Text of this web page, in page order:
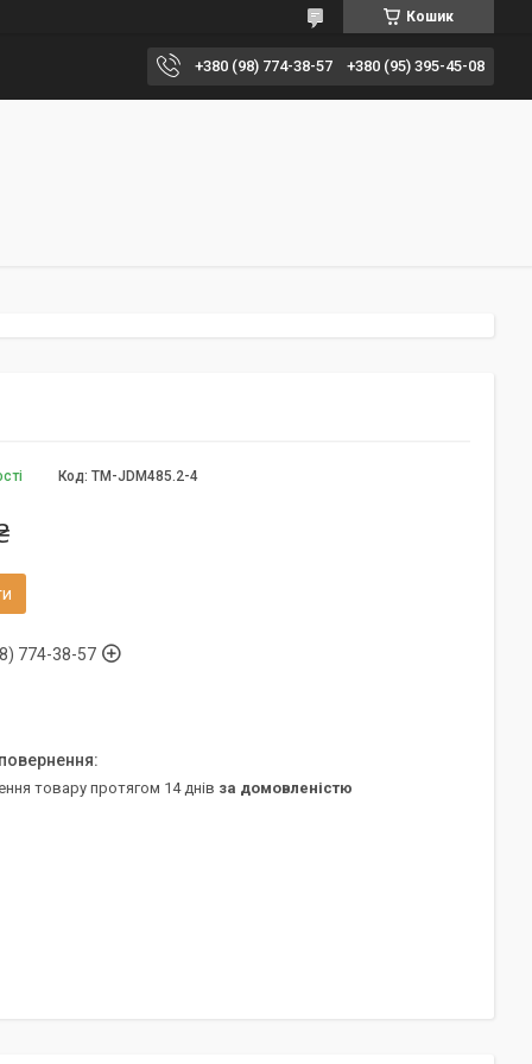
Кошик
+380 (98) 774-38-57 +380 (95) 395-45-08
Код: TM-JDM485.2-4
774-38-57
товару протягом 14 днів за домовленістю